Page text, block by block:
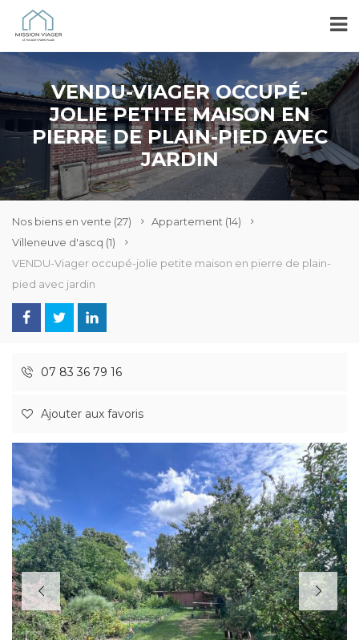
VENDU-VIAGER OCCUPÉ-
JOLIE PETITE MAISON EN
PIERRE DE PLAIN-PIED AVEC
JARDIN
Nos biens en vente (27) Appartement (14)
Villeneuve d'ascq (1)
VENDU-Viager occupé-jolie petite maison en pierre de plain-
pied avec jardin
07 83 36 79 16
Ajouter aux favoris